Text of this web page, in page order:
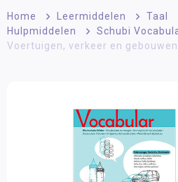
Home > Leermiddelen > Taal
Hulpmiddelen
> Schubi
Voertuigen, verkeer en